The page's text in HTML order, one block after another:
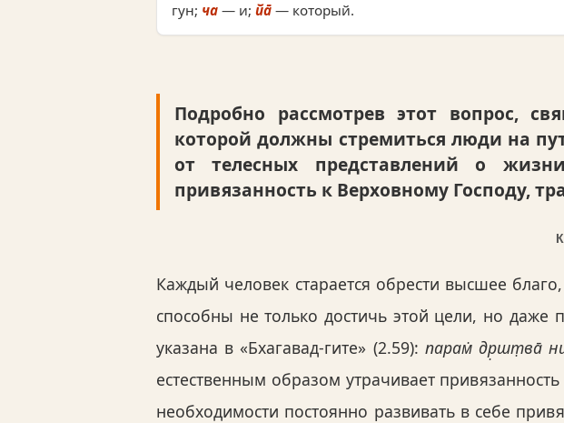
гун; ча — и; йа̄ — который.
Подробно рассмотрев этот вопрос,
которой должны стремиться люди на
от телесных представлений о
привязанность к Верховному Господу,
Каждый человек старается обрести высшее
способны не только достичь этой цели, но
указана в «Бхагавад-гите» (2.59): парам̇ др̣шт̣ва̄
естественным образом утрачивает
необходимости постоянно развивать в себе